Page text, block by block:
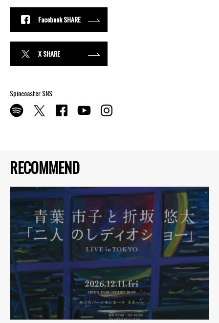
RECOMMEND
Facebook SHARE
X SHARE
Spincoaster SNS